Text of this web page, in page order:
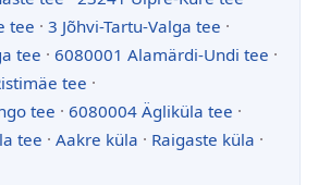
tee · 3 Jõhvi-Tartu-Valga tee ·
tee · 6080001 Alamärdi-Undi tee ·
tee ·
tee · 6080004 Ägliküla tee ·
tee · Aakre küla · Raigaste küla ·